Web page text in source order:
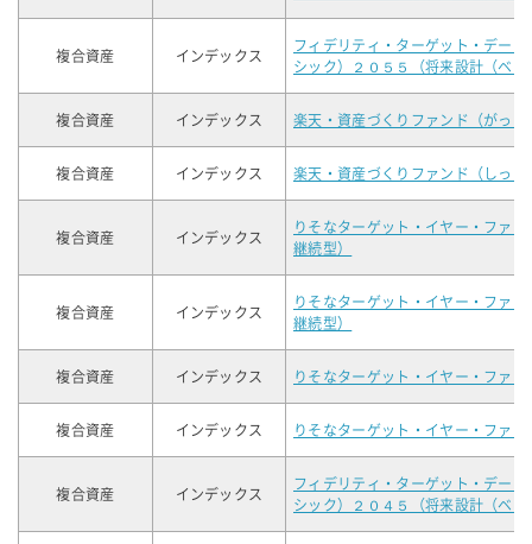
複合資産 インデックス
フィデリティ・ターゲット・デー
シック）２０５５（将来設計（ベー
複合資産 インデックス 楽天・資産づくりファンド（がっち
複合資産 インデックス 楽天・資産づくりファンド（しっか
複合資産 インデックス
りそなターゲット・イヤー・ファ
継続型）
複合資産 インデックス
りそなターゲット・イヤー・ファ
継続型）
複合資産 インデックス りそなターゲット・イヤー・ファン
複合資産 インデックス りそなターゲット・イヤー・ファン
複合資産 インデックス
フィデリティ・ターゲット・デー
シック）２０４５（将来設計（ベー